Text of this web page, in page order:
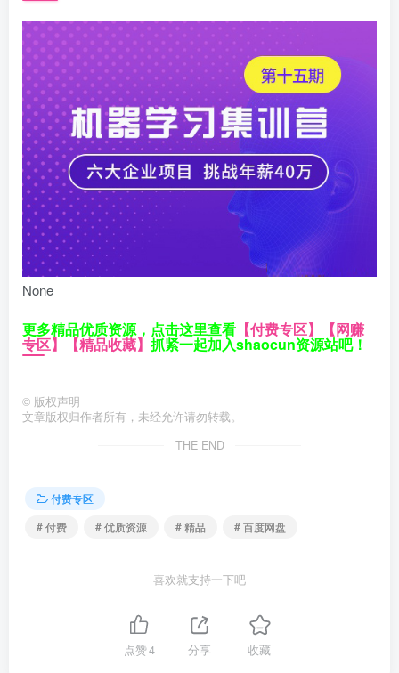
None
更多精品优质资源，点击这里查看 【付费专区】 【网赚
专区】【精品收藏】 抓紧一起加入shaocun资源站吧！
© 版权声明
文章版权归作者所有，未经允许请勿转载。
THE END
付费专区
# 付费
# 优质资源 # 精品 # 百度网盘
喜欢就支持一下吧
点赞4 分享 收藏